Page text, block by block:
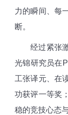
力的瞬间、每
断。
经过紧张激
光锦研究员在
工张译元、在
功获评一等奖
稳的竞技心态